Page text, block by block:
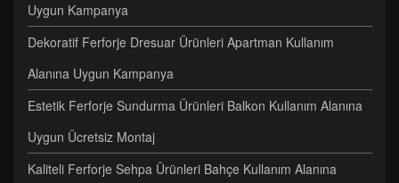
Uygun Kampanya
Dekoratif Ferforje Dresuar Ürünleri Apartman Kullanım
Alanına Uygun Kampanya
Estetik Ferforje Sundurma Ürünleri Balkon Kullanım Alanına
Uygun Ücretsiz Montaj
Kaliteli Ferforje Sehpa Ürünleri Bahçe Kullanım Alanına